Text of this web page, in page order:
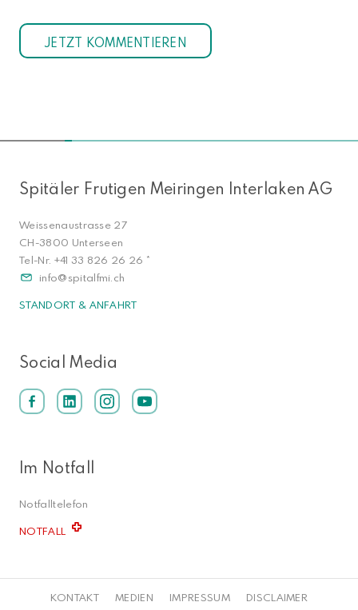
Spitäler Frutigen Meiringen Interlaken AG
Weissenaustrasse 27
CH-3800 Unterseen
Tel-Nr. +41 33 826 26 26 *
info
spitalfmi.ch
STANDORT & ANFAHRT
Social Media
Im Notfall
Notfalltelefon
NOTFALL
KONTAKT MEDIEN IMPRESSUM DISCLAIMER